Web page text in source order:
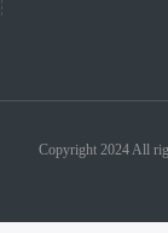
Copyright 2024 All